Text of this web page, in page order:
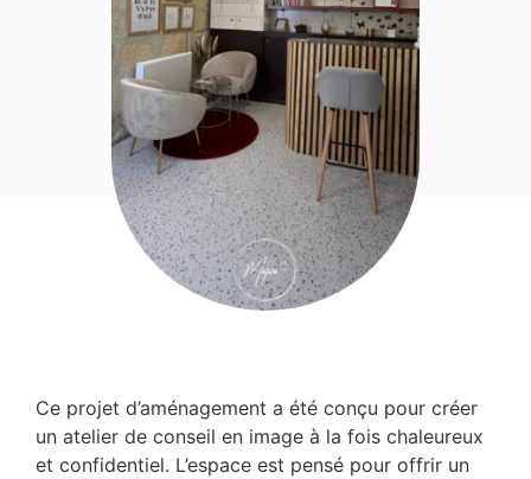
Ce projet d’aménagement a été conçu pour créer
un atelier de conseil en image à la fois chaleureux
et confidentiel. L’espace est pensé pour offrir un